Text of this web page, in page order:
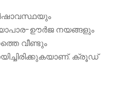
ഊർജ നയങ്ങളും
വീണ്ടും
ക്രൂഡ്